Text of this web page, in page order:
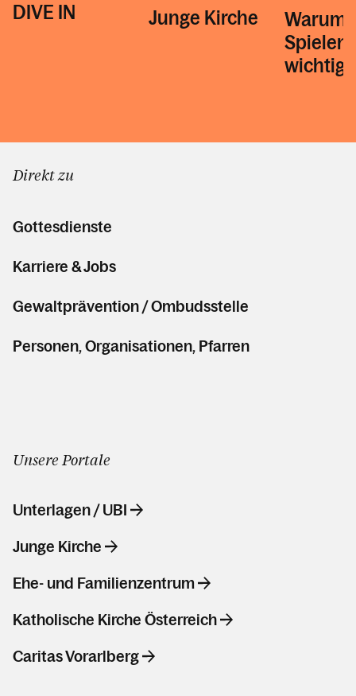
DIVE IN Junge Kirche
Warum
Spielen
wichtig
Direkt zu
Gottesdienste
Karriere & Jobs
Gewaltprävention / Ombudsstelle
Personen, Organisationen, Pfarren
Unsere Portale
Unterlagen / UBI
Junge Kirche
Ehe- und Familienzentrum
Katholische Kirche Österreich
Caritas Vorarlberg